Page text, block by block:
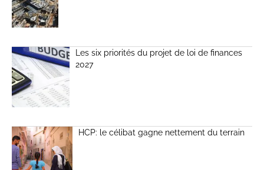
Les six priorités du projet de loi de finances
2027
HCP: le célibat gagne nettement du terrain